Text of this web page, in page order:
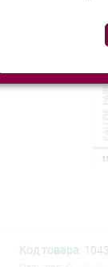
Код товара: